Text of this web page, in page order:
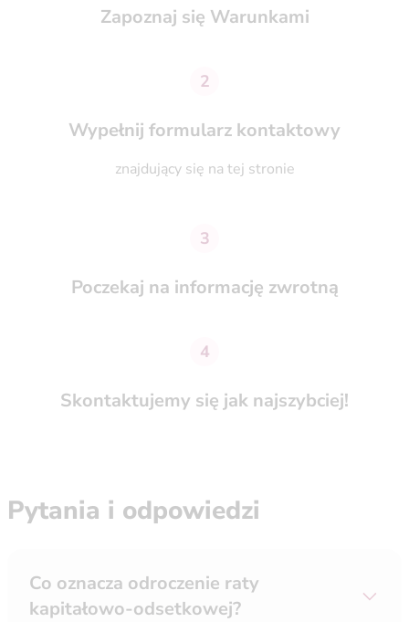
Zapoznaj się Warunkami
2
Wypełnij formularz kontaktowy
znajdujący się na tej stronie
3
Poczekaj na informację zwrotną
4
Skontaktujemy się jak najszybciej!
Pytania i odpowiedzi
Co oznacza odroczenie raty
kapitałowo-odsetkowej?